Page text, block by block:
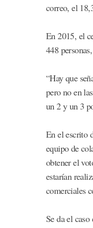
correo, el
En 2015, el
448
“Hay que
pero no en
un 2 y un 3
En el escrito
equipo de
obtener el
estarían
comerciales
Se da el